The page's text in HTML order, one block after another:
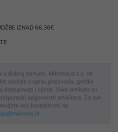
IZNAD 66,36€
dobroj namjeri. Mikronis d.o.o. ne
nastale u opisu proizvoda, greške
dostupnosti i cijene. Slike artikala su
odgovarati artiklima. Za sve
nas kontaktirati na